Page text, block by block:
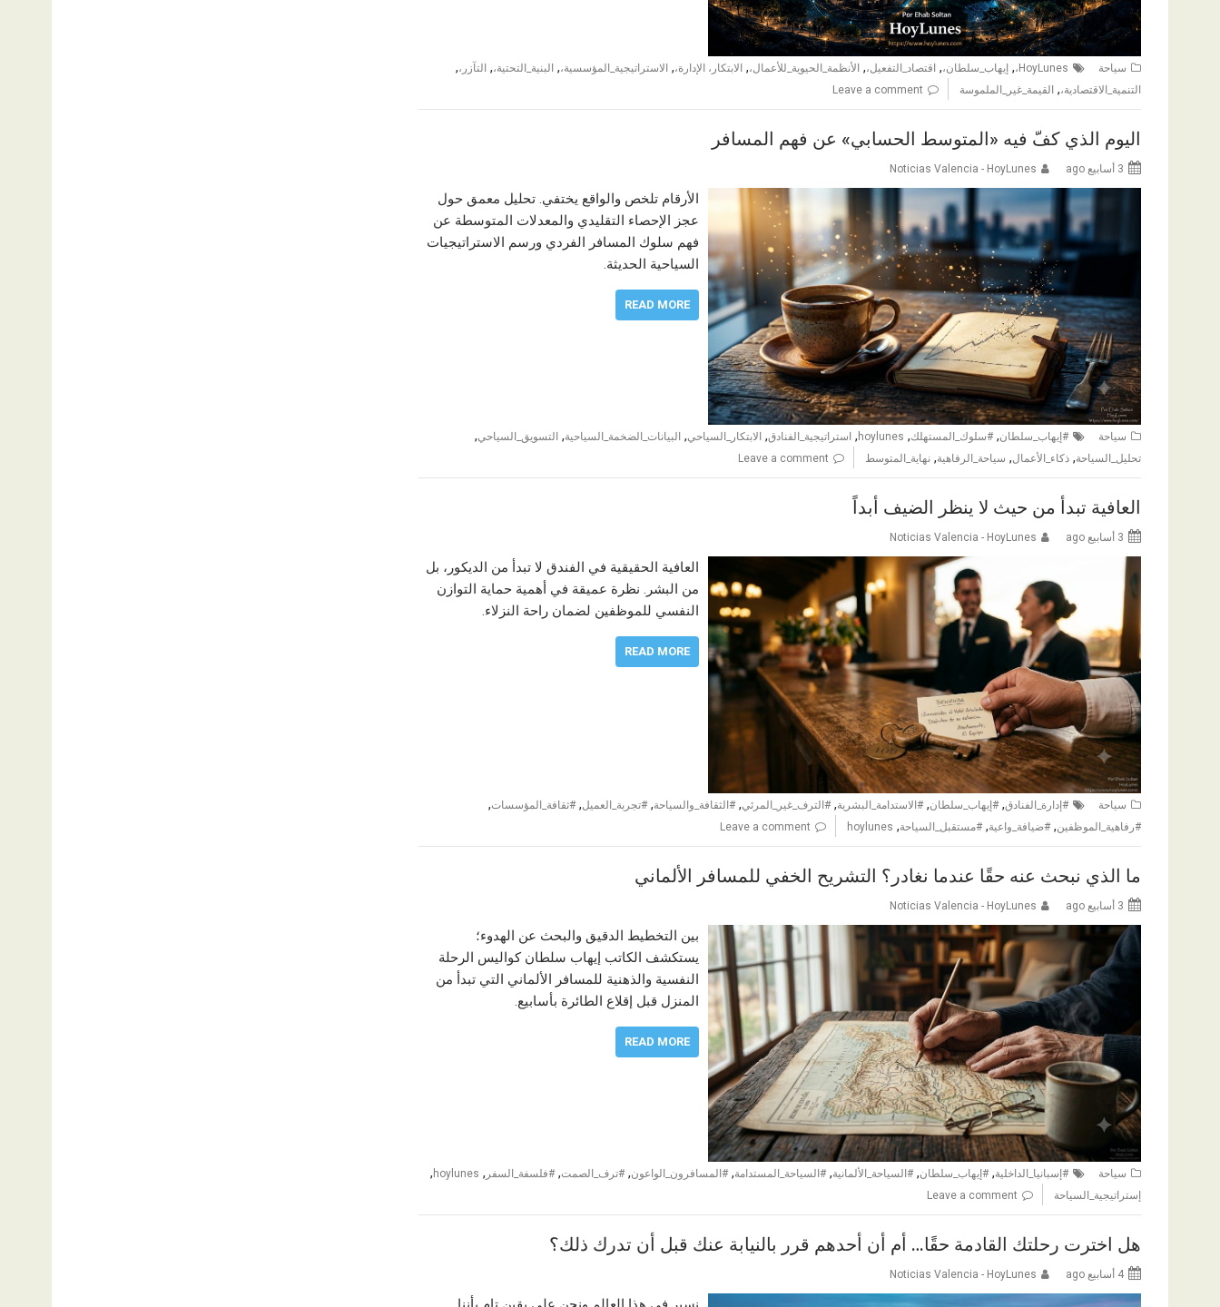
سياحة HoyLunes، , إيهاب_سلطان،, اقتصاد_التفعيل،, الأنظمة_الحيوية_للأعمال،, الابتكار، الإدارة،, الاستراتيجية_المؤسسية،, البنية_التحتية،, التآزر،,
التنمية_الاقتصادية،, القيمة_غير_الملموسة Leave a comment
اليوم الذي كفّ فيه «المتوسط الحسابي» عن فهم المسافر
3 أسابيع ago Noticias Valencia - HoyLunes
الأرقام تلخص والواقع يختفي. تحليل معمق حول
عجز الإحصاء التقليدي والمعدلات المتوسطة عن
فهم سلوك المسافر الفردي ورسم الاستراتيجيات
السياحية الحديثة.
READ MORE
سياحة #إيهاب_سلطان,#سلوك_المستهلك,
hoylunes
, استراتيجية_الفنادق, الابتكار_السياحي, البيانات_الضخمة_السياحية, التسويق_السياحي,
تحليل_السياحة, ذكاء_الأعمال, سياحة_الرفاهية, نهاية_المتوسط Leave a comment
العافية تبدأ من حيث لا ينظر الضيف أبداً
3 أسابيع ago Noticias Valencia - HoyLunes
العافية الحقيقية في الفندق لا تبدأ من الديكور، بل
من البشر. نظرة عميقة في أهمية حماية التوازن
النفسي للموظفين لضمان راحة النزلاء.
READ MORE
سياحة #إدارة_الفنادق,#إيهاب_سلطان,#الاستدامة_البشرية,#الترف_غير_المرئي,#الثقافة_والسياحة,#تجربة_العميل,#ثقافة_المؤسسات,
#رفاهية_الموظفين,#ضيافة_واعية,#مستقبل_السياحة,
hoylunes
Leave a comment
ما الذي نبحث عنه حقًا عندما نغادر؟ التشريح الخفي للمسافر الألماني
3 أسابيع ago Noticias Valencia - HoyLunes
بين التخطيط الدقيق والبحث عن الهدوء؛
يستكشف الكاتب إيهاب سلطان كواليس الرحلة
النفسية والذهنية للمسافر الألماني التي تبدأ من
المنزل قبل إقلاع الطائرة بأسابيع.
READ MORE
سياحة #إسبانيا_الداخلية,#إيهاب_سلطان,#السياحة_الألمانية,#السياحة_المستدامة,#المسافرون_الواعون,#ترف_الصمت,#فلسفة_السفر ,
hoylunes
,
إستراتيجية_السياحة Leave a comment
هل اخترت رحلتك القادمة حقًا… أم أن أحدهم قرر بالنيابة عنك قبل أن تدرك ذلك؟
4 أسابيع ago Noticias Valencia - HoyLunes